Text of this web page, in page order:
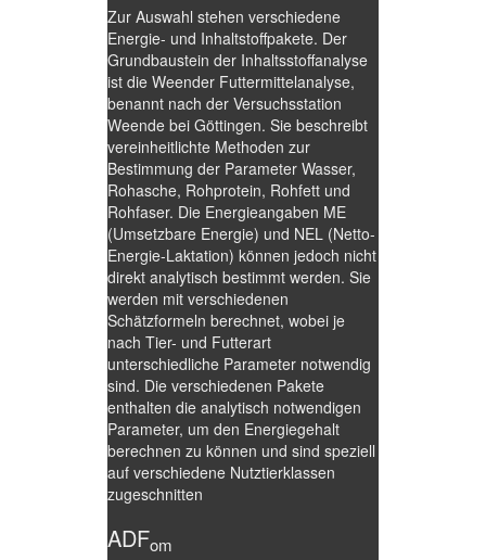
Zur Auswahl stehen verschiedene
Energie- und Inhaltstoffpakete. Der
Grundbaustein der Inhaltsstoffanalyse
ist die Weender Futtermittelanalyse,
benannt nach der Versuchsstation
Weende bei Göttingen. Sie beschreibt
vereinheitlichte Methoden zur
Bestimmung der Parameter Wasser,
Rohasche, Rohprotein, Rohfett und
Rohfaser. Die Energieangaben ME
(Umsetzbare Energie) und NEL (Netto-
Energie-Laktation) können jedoch nicht
direkt analytisch bestimmt werden. Sie
werden mit verschiedenen
Schätzformeln berechnet, wobei je
nach Tier- und Futterart
unterschiedliche Parameter notwendig
sind. Die verschiedenen Pakete
enthalten die analytisch notwendigen
Parameter, um den Energiegehalt
berechnen zu können und sind speziell
auf verschiedene Nutztierklassen
zugeschnitten
ADFom